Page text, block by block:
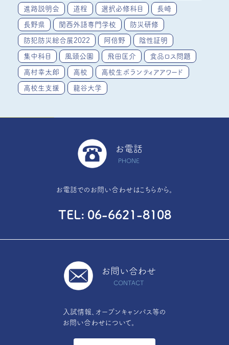
進路説明会 道程 選択必修科目 長崎
長野県 関西外語専門学校 防災研修
防犯防災総合展2022 阿倍野 陰性証明
集中科目 風頭公園 飛田匡介 食品ロス問題
高村幸太郎 高校 高校生ボランティアアワード
高校生支援 龍谷大学
お電話
PHONE
お電話でのお問い合わせはこちらから。
TEL 06-6621-8108
お問い合わせ
CONTACT
入試情報、オープンキャンパス等の
お問い合わせについて。